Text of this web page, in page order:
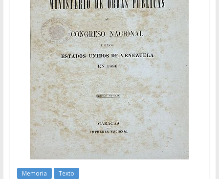
Memoria Texto